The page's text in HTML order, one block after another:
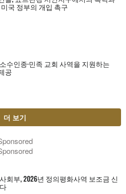
국 정부의 개입 촉구
수인종·민족 교회 사역을 지원하는
공
더 보기
회부, 2026년 정의평화사역 보조금 신